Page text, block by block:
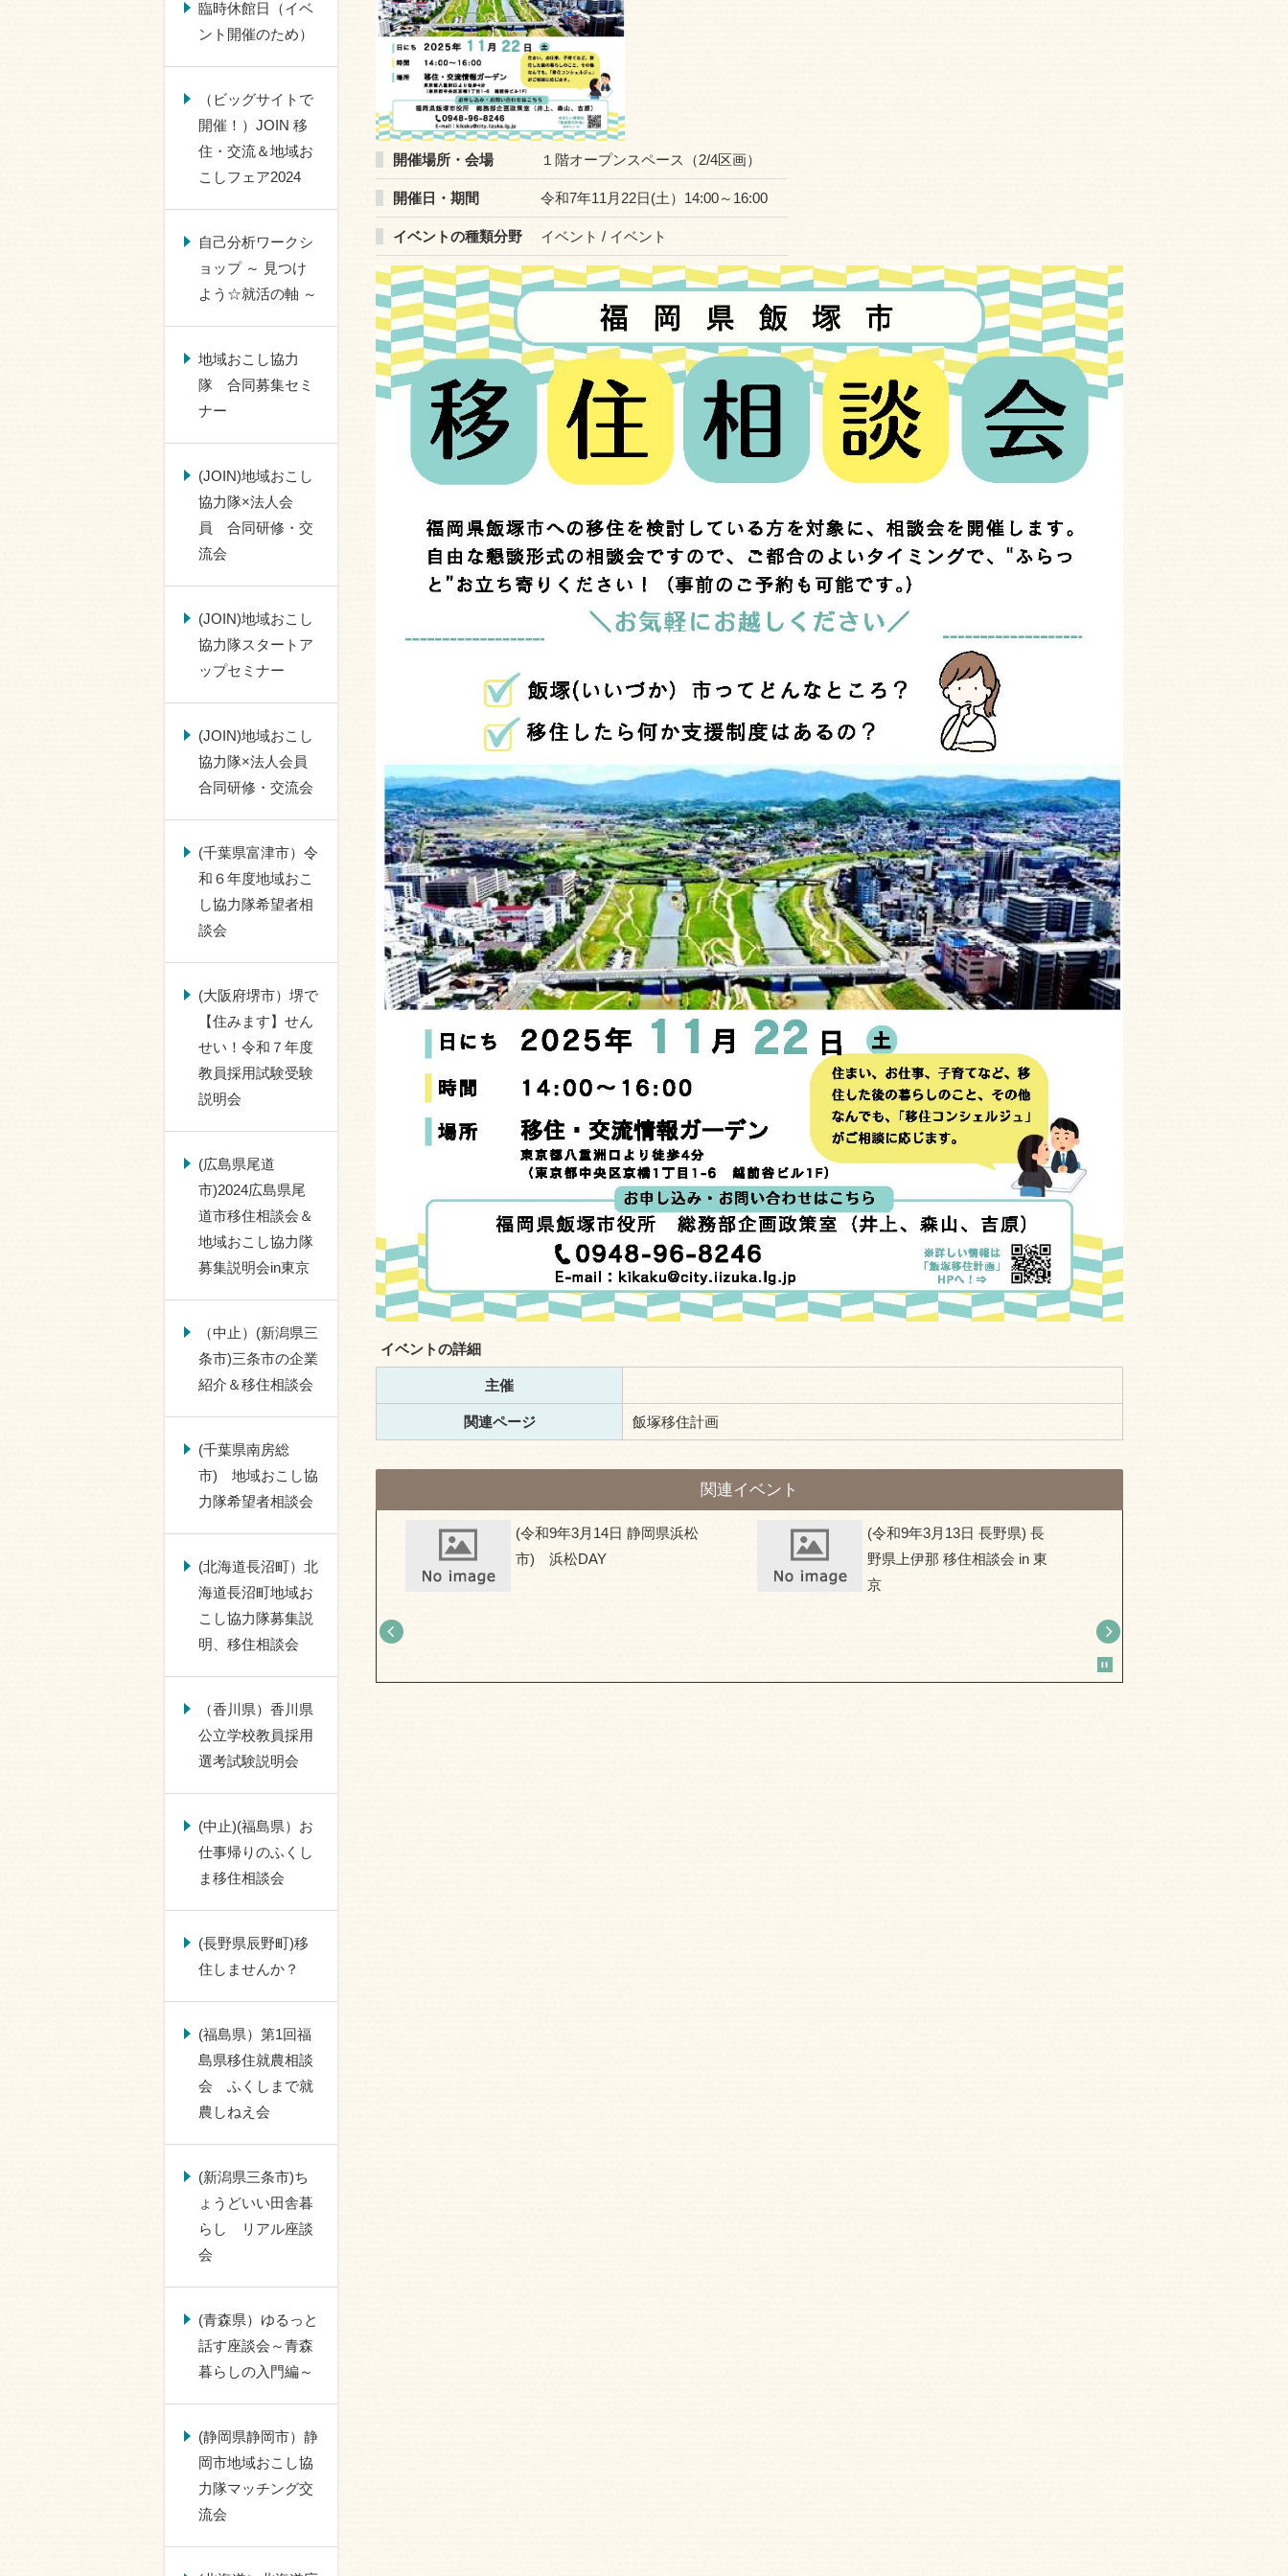
臨時休館日（イベ
ント開催のため）
（ビッグサイトで
開催！）JOIN 移
住・交流＆地域お
こしフェア2024
自己分析ワークシ
ョップ ～ 見つけ
よう☆就活の軸 ～
地域おこし協力
隊 合同募集セミ
ナー
(JOIN)地域おこし
協力隊×法人会
員 合同研修・交
流会
(JOIN)地域おこし
協力隊スタートア
ップセミナー
(JOIN)地域おこし
協力隊×法人会員
合同研修・交流会
(千葉県富津市）令
和６年度地域おこ
し協力隊希望者相
談会
(大阪府堺市）堺で
【住みます】せん
せい！令和７年度
教員採用試験受験
説明会
(広島県尾道
市)2024広島県尾
道市移住相談会＆
地域おこし協力隊
募集説明会in東京
（中止）(新潟県三
条市)三条市の企業
紹介＆移住相談会
(千葉県南房総
市) 地域おこし協
力隊希望者相談会
(北海道長沼町）北
海道長沼町地域お
こし協力隊募集説
明、移住相談会
（香川県）香川県
公立学校教員採用
選考試験説明会
(中止)(福島県）お
仕事帰りのふくし
ま移住相談会
(長野県辰野町)移
住しませんか？
(福島県）第1回福
島県移住就農相談
会 ふくしまで就
農しねえ会
(新潟県三条市)ち
ょうどいい田舎暮
らし リアル座談
会
(青森県）ゆるっと
話す座談会～青森
暮らしの入門編～
(静岡県静岡市）静
岡市地域おこし協
力隊マッチング交
流会
開催場所・会場 １階オープンスペース（2/4区画）
開催日・期間 令和7年11月22日(土）14:00～16:00
イベントの種類分野 イベント / イベント
イベントの詳細
主催
関連ページ 飯塚移住計画
関連イベント
(令和9年3月17日 福島県) お
仕事帰りのふくしま移住相談
(令和9年3月14日 静岡県浜松
市) 浜松DAY
(令和9年3月13日 長野県) 長
野県上伊那 移住相談会 in 東
京